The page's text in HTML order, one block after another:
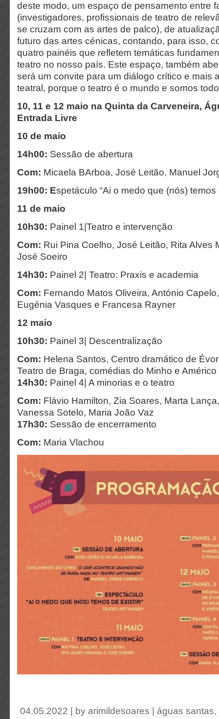
deste modo, um espaço de pensamento entre
(investigadores, profissionais de teatro de
se cruzam com as artes de palco), de
futuro das artes cénicas, contando, para isso,
quatro painéis que refletem temáticas
teatro no nosso país. Este espaço, também
será um convite para um diálogo crítico e mais
teatral, porque o teatro é o mundo e somos
10, 11 e 12 maio na Quinta da Carveneira,
Entrada Livre
10 de maio
14h00: Sessão de abertura
Com: Micaela BArboa, José Leitão, Manuel
19h00: Espetáculo “Ai o medo que (nós) temos
11 de maio
10h30: Painel 1|Teatro e intervenção
Com: Rui Pina Coelho, José Leitão, Rita Alves
José Soeiro
14h30: Painel 2| Teatro: Praxis e academia
Com: Fernando Matos Oliveira, António
Eugénia Vasques e Francesa Rayner
12 maio
10h30: Painel 3| Descentralização
Com: Helena Santos, Centro dramático de
Teatro de Braga, comédias do Minho e
14h30: Painel 4| A minorias e o teatro
Com: Flávio Hamilton, Zia Soares, Marta
Vanessa Sotelo, Maria João Vaz
17h30: Sessão de encerramento
Com: Maria Vlachou
04.05.2022 | by arimildesoares águas santas,